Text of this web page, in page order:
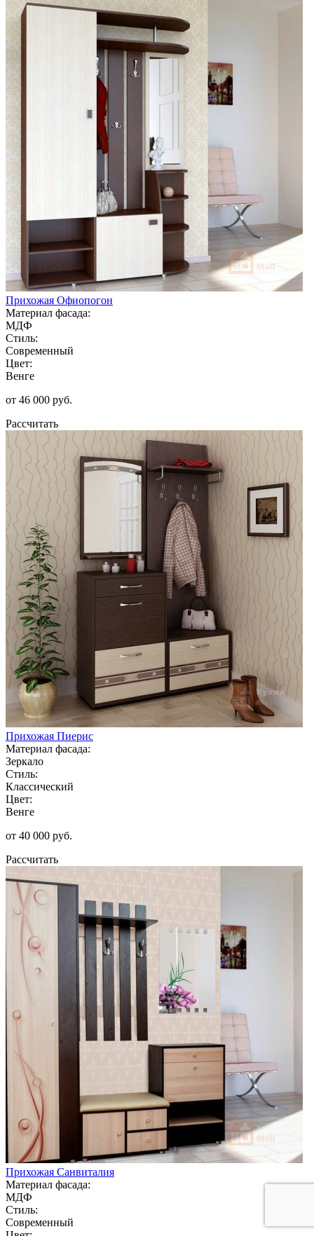
Прихожая Офиопогон
Материал фасада:
МДФ
Стиль:
Современный
Цвет:
Венге
от 46 000 руб.
Рассчитать
Прихожая Пиерис
Материал фасада:
Зеркало
Стиль:
Классический
Цвет:
Венге
от 40 000 руб.
Рассчитать
Прихожая Санвиталия
Материал фасада:
МДФ
Стиль:
Современный